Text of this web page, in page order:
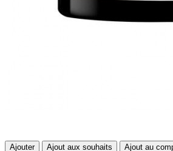
Ajouter Ajout aux souhaits
Ajout au